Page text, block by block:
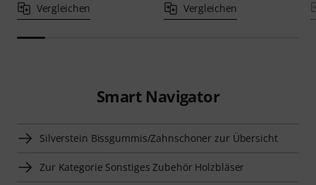
Vergleichen Vergleichen
Smart Navigator
Silverstein Bissgummis/Zahnschoner zur Übersicht
Zur Kategorie Sonstiges Zubehör Holzbläser